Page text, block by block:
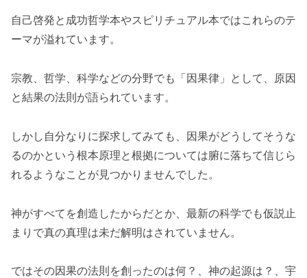
自己啓発と成功哲学本やスピリチュアル本ではこれらのテ
ーマが溢れています。
宗教、哲学、科学などの分野でも「因果律」として、原因
と結果の法則が語られています。
しかし自分なりに探求してみても、因果がどうしてそうな
るのかという根本原理と根拠については腑に落ちて信じら
れるようなことが見つかりませんでした。
神がすべてを創造したからだとか、最新の科学でも仮説止
まりで真の真理は未だ解明はされていません。
ではその因果の法則を創ったのは何？、神の起源は？、宇